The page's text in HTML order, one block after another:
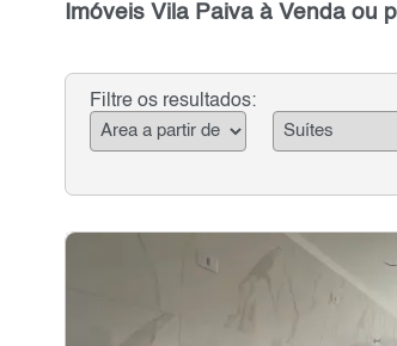
Imóveis Vila Paiva à Venda ou
Filtre os resultados: